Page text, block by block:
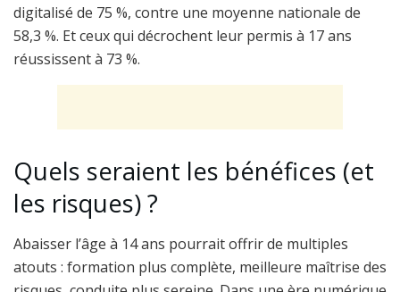
digitalisé de 75 %, contre une moyenne nationale de
58,3 %. Et ceux qui décrochent leur permis à 17 ans
réussissent à 73 %.
Quels seraient les bénéfices (et
les risques) ?
Abaisser l’âge à 14 ans pourrait offrir de multiples
atouts : formation plus complète, meilleure maîtrise des